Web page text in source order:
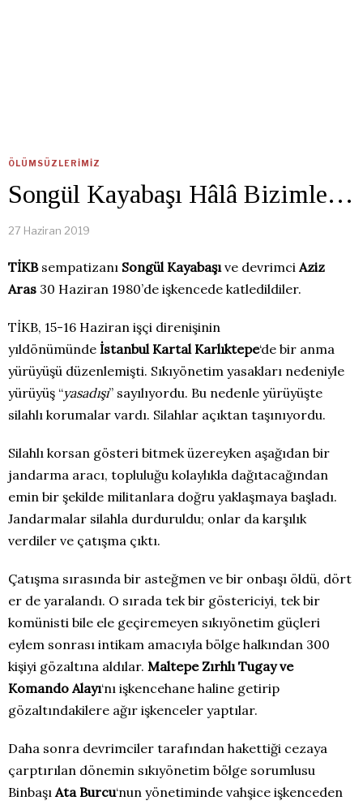
ÖLÜMSÜZLERIMIZ
Songül Kayabaşı Hâlâ Bizimle…
27 Haziran 2019
TİKBsempatizanı Songül Kayabaşıve devrimciAziz
Aras 30 Haziran 1980’de işkencede katledildiler.
TİKB, 15-16 Haziran işçi direnişinin
yıldönümünde İstanbul Kartal Karlıktepe‘de bir anma
yürüyüşü düzenlemişti. Sıkıyönetim yasakları nedeniyle
yürüyüş “yasadışı” sayılıyordu. Bu nedenle yürüyüşte
silahlı korumalar vardı. Silahlar açıktan taşınıyordu.
Silahlı korsan gösteri bitmek üzereyken aşağıdan bir
jandarma aracı, topluluğu kolaylıkla dağıtacağından
emin bir şekilde militanlara doğru yaklaşmaya başladı.
Jandarmalar silahla durduruldu; onlar da karşılık
verdiler ve çatışma çıktı.
Çatışma sırasında bir asteğmen ve bir onbaşı öldü, dört
er de yaralandı. O sırada tek bir göstericiyi, tek bir
komünisti bile ele geçiremeyen sıkıyönetim güçleri
eylem sonrası intikam amacıyla bölge halkından 300
kişiyi gözaltına aldılar. Maltepe Zırhlı Tugay ve
Komando Alayı‘nı işkencehane haline getirip
gözaltındakilere ağır işkenceler yaptılar.
Daha sonra devrimciler tarafından hakettiği cezaya
çarptırılan dönemin sıkıyönetim bölge sorumlusu
BinbaşıAta Burcu‘nun yönetiminde vahşice işkenceden